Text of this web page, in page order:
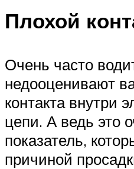
Плохой
Очень часто
недооценивают
контакта внутри
цепи. А ведь это
показатель,
причиной